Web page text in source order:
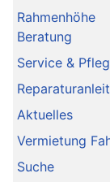
Rahmenhöhe
Beratung
Service &
Aktuelles
Vermietung
Suche